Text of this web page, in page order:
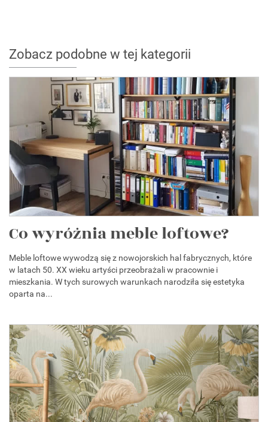
Zobacz podobne w tej kategorii
Co wyróżnia meble loftowe?
Meble loftowe wywodzą się z nowojorskich hal fabrycznych, które
w latach 50. XX wieku artyści przeobrażali w pracownie i
mieszkania. W tych surowych warunkach narodziła się estetyka
oparta na...